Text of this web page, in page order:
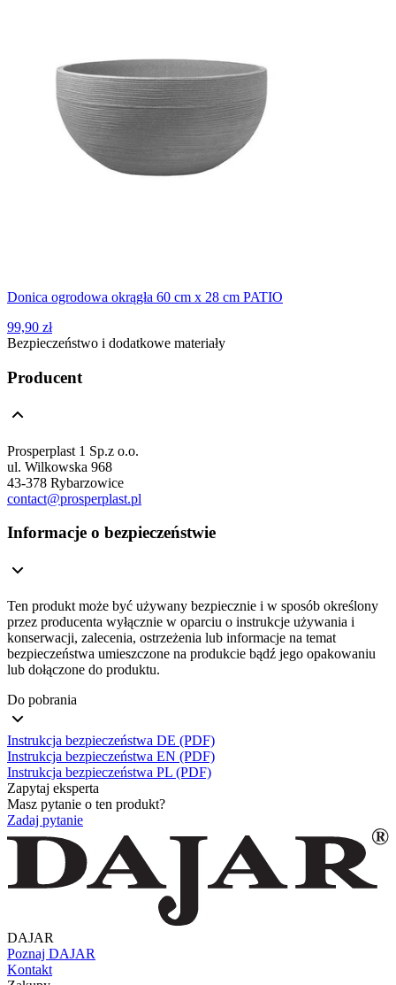
Donica ogrodowa okrągła 60 cm x 28 cm PATIO
99,90 zł
Bezpieczeństwo i dodatkowe materiały
Producent
Prosperplast 1 Sp.z o.o.
ul. Wilkowska 968
43-378 Rybarzowice
contact@prosperplast.pl
Informacje o bezpieczeństwie
Ten produkt może być używany bezpiecznie i w sposób określony
przez producenta wyłącznie w oparciu o instrukcje używania i
konserwacji, zalecenia, ostrzeżenia lub informacje na temat
bezpieczeństwa umieszczone na produkcie bądź jego opakowaniu
lub dołączone do produktu.
Do pobrania
Instrukcja bezpieczeństwa DE (PDF)
Instrukcja bezpieczeństwa EN (PDF)
Instrukcja bezpieczeństwa PL (PDF)
Zapytaj eksperta
Masz pytanie o ten produkt?
Zadaj pytanie
DAJAR
Poznaj DAJAR
Kontakt